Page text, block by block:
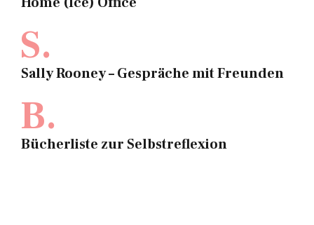
S.
Sally Rooney – Gespräche mit Freunden
B.
Bücherliste zur Selbstreflexion